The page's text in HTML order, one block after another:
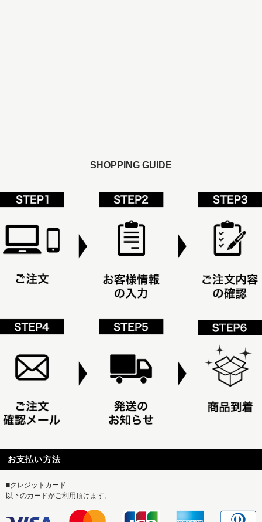
SHOPPING GUIDE
お支払い方法
■クレジットカード
以下のカードがご利用頂けます。